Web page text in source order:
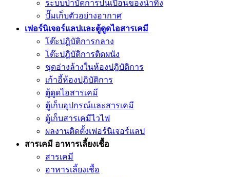
ระบบบำบัดการปนเปื้อนของน้ำทิ้ง
ปั๊มเก็บตัวอย่างอากาศ
เฟอร์นิเจอร์แลปและตู้ดูดไอสารเคมี
โต๊ะปฎิบัติการกลาง
โต๊ะปฎิบัติการติดผนัง
ชุดอ่างล้างในห้องปฎิบัติการ
เก้าอี้ห้องปฎิบัติการ
ตู้ดูดไอสารเคมี
ตู้เก็บอุปกรณ์เเละสารเคมี
ตู้เก็บสารเคมีไวไฟ
ผลงานติดตั้งเฟอร์นิเจอร์เเลป
สารเคมี อาหารเลี้ยงเชื้อ
สารเคมี
อาหารเลี้ยงเชื้อ